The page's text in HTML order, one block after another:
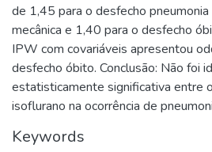
de 1,45 para o desfecho
mecânica e 1,40 para o desfecho
IPW com covariáveis apresentou
desfecho óbito. Conclusão: Não foi
estatisticamente significativa entre
isoflurano na ocorrência de
Keywords